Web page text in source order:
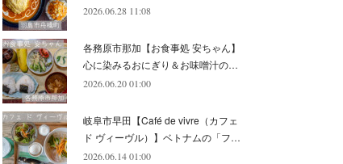
2026.06.28 11:08
各務原市那加【お食事処 安ちゃん】
心に染みるおにぎり＆お味噌汁の…
2026.06.20 01:00
岐阜市早田【Café de vivre（カフェ
ド ヴィーヴル）】ベトナムの「フ…
2026.06.14 01:00